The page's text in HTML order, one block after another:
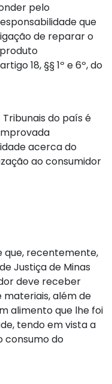
pelo
que
de reparar o
18, §§ 1º e 6º, do
do país é
acerca do
ao consumidor
que, recentemente,
Justiça de Minas
deve receber
materiais, além de
alimento que lhe foi
tendo em vista a
consumo do